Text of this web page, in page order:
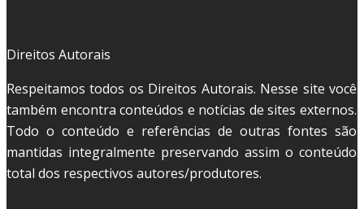
Direitos Autorais
Respeitamos todos os Direitos Autorais. Nesse site você
também encontra conteúdos e notícias de sites externos.
Todo o conteúdo e referências de outras fontes são
mantidas integralmente preservando assim o conteúdo
total dos respectivos autores/produtores.